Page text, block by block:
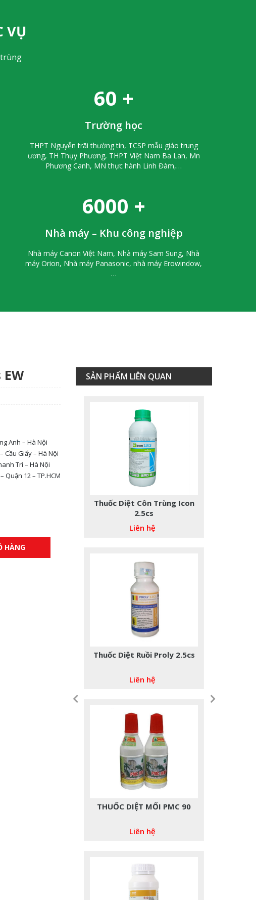
VỤ
60 +
Trường học
THPT Nguyễn trãi thường tín, TCSP mẫu giáo trung
ương, TH Thụy Phương, THPT Việt Nam Ba Lan, Mn
Phương Canh, MN thực hành Linh Đàm,…
6000 +
Nhà máy – Khu công nghiệp
Nhà máy Canon Việt Nam, Nhà máy Sam Sung, Nhà
máy Orion, Nhà máy Panasonic, nhà máy Erowindow,
…
Anh – Hà Nội
Cầu Giấy – Hà Nội
Trì – Hà Nội
Quận 12 – TP.HCM
HÀNG
SẢN PHẨM LIÊN QUAN
Thuốc Diệt Muỗi Perme UK
Liên hệ
2.5cs
Liên hệ
Thuốc Diệt Ruồi Proly 2.5cs